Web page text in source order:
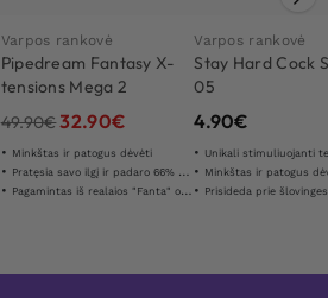
Varpos rankovė
Pipedream Fantasy X-
tensions Mega 2
Extension
49.90€32.90€
Minkštas ir patogus dėvėti
Pratęsia savo ilgį ir padaro 66% storesnį
Pagamintas iš realaios "Fanta" odos "
Varpos rankovė
Stay Hard Cock
05
4.90€
Unikali stimuliuojanti
Minkštas ir patogus
Prisideda prie